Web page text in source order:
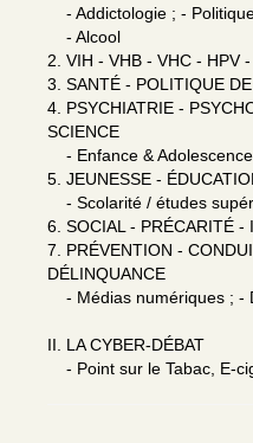
- Addictologie ; -
- Alcool
2. VIH - VHB - VHC - HPV
3. SANTÉ - POLITIQUE
4. PSYCHIATRIE -
SCIENCE
- Enfance & Adolescence
5. JEUNESSE -
- Scolarité / études
6. SOCIAL - PRÉCARITÉ -
7. PRÉVENTION -
DÉLINQUANCE
- Médias numériques ; -
II. LA CYBER-DÉBAT
- Point sur le Tabac, E-